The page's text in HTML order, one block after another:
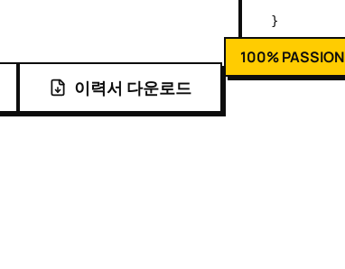
이력서 다운로드
}
100% PASSION